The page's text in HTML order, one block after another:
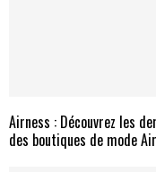
Airness : Découvrez les
des boutiques de mode